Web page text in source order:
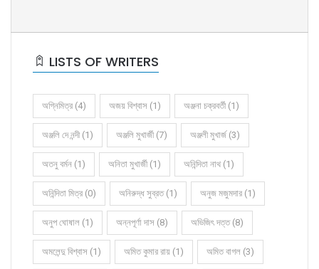
LISTS OF WRITERS
অগ্নিমিত্র (4) অজয় বিশ্বাস (1) অঞ্জনা চক্রবর্তী (1)
অঞ্জলি দে নন্দী (1) অঞ্জলি মুখার্জী (7) অঞ্জলী মুখার্জ (3)
অতনু বর্মন (1) অনিতা মুখার্জী (1) অনিন্দিতা নাথ (1)
অনিন্দিতা মিত্র (0) অনিরুদ্ধ সুব্রত (1) অনুজ মজুমদার (1)
অনুপ ঘোষাল (1) অন্নপূর্ণা দাস (8) অভিজিৎ দত্ত (8)
অমলেন্দু বিশ্বাস (1) অমিত কুমার রায় (1) অমিত বাগল (3)